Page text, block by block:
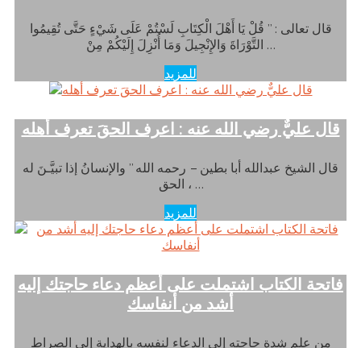
قال تعالى : ” قُلْ يَا أَهْلَ الْكِتَابِ لَسْتُمْ عَلَى شَيْءٍ حَتَّى تُقِيمُوا
التَّوْرَاةَ وَالإِنْجِيلَ وَمَا أُنْزِلَ إِلَيْكُمْ مِنْ …
للمزيد
قال عليٌّ رضي الله عنه : اعرف الحقَ تعرف أهله
قال الشيخ عبدالله أبا بطين – رحمه الله ” والإنسانُ إذا تبيَّـنَ له
الحق ، …
للمزيد
فاتحة الكتاب اشتملت على أعظم دعاء حاجتك إليه
أشد من أنفاسك
من علم شدة حاجته إلى الدعاء لنفسه بالهداية إلى الصراط